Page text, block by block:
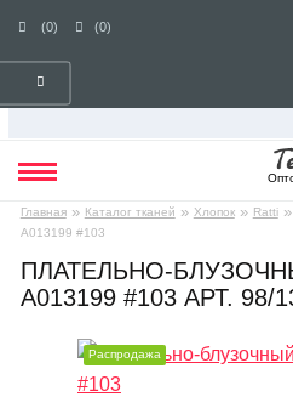
(0) (0)
Главная » Каталог тканей » Хлопок » Ratti »
А013199 #103
ПЛАТЕЛЬНО-
А013199 #103 АРТ. 98/
Распродажа